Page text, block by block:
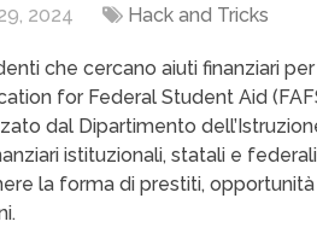
2024 Hack and Tricks
che cercano aiuti finanziari
for Federal Student Aid
dal Dipartimento
istituzionali, statali e
la forma di prestiti,